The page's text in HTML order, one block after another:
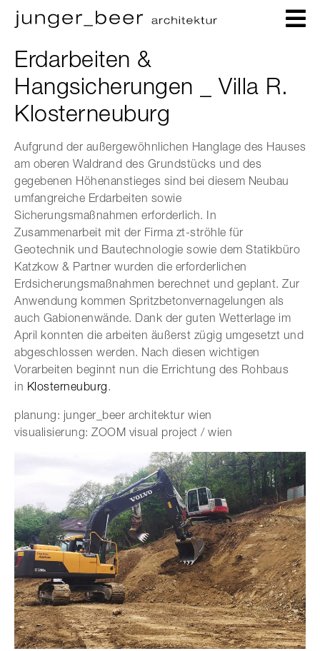
Erdarbeiten &
Hangsicherungen _ Villa R.
Klosterneuburg
Aufgrund der außergewöhnlichen Hanglage des Hauses
am oberen Waldrand des Grundstücks und des
gegebenen Höhenanstieges sind bei diesem Neubau
umfangreiche Erdarbeiten sowie
Sicherungsmaßnahmen erforderlich. In
Zusammenarbeit mit der Firma zt-ströhle für
Geotechnik und Bautechnologie sowie dem Statikbüro
Katzkow & Partner wurden die erforderlichen
Erdsicherungsmaßnahmen berechnet und geplant. Zur
Anwendung kommen Spritzbetonvernagelungen als
auch Gabionenwände. Dank der guten Wetterlage im
April konnten die arbeiten äußerst zügig umgesetzt und
abgeschlossen werden. Nach diesen wichtigen
Vorarbeiten beginnt nun die Errichtung des Rohbaus
in Klosterneuburg.
planung: junger_beer architektur wien
visualisierung: ZOOM visual project / wien